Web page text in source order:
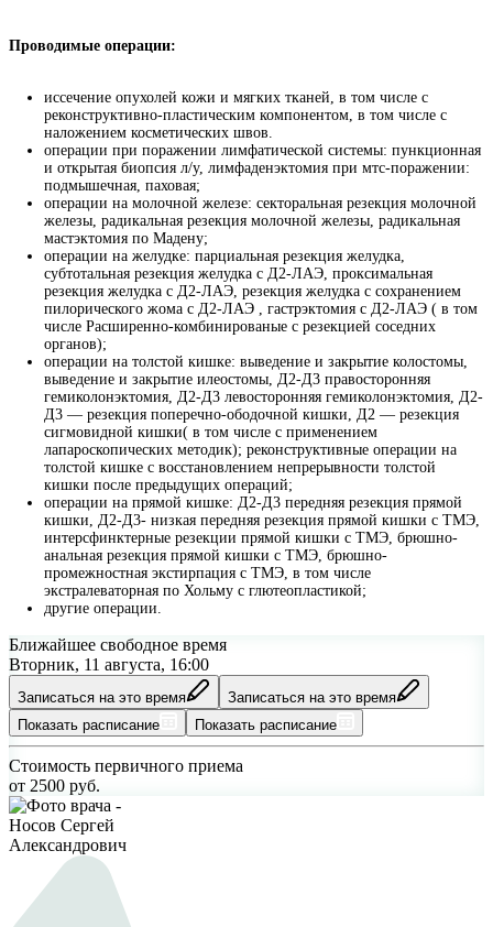
Проводимые операции:
иссечение опухолей кожи и мягких тканей, в том числе с
реконструктивно-пластическим компонентом, в том числе с
наложением косметических швов.
операции при поражении лимфатической системы: пункционная
и открытая биопсия л/у, лимфаденэктомия при мтс-поражении:
подмышечная, паховая;
операции на молочной железе: секторальная резекция молочной
железы, радикальная резекция молочной железы, радикальная
мастэктомия по Мадену;
операции на желудке: парциальная резекция желудка,
субтотальная резекция желудка с Д2-ЛАЭ, проксимальная
резекция желудка с Д2-ЛАЭ, резекция желудка с сохранением
пилорического жома с Д2-ЛАЭ , гастрэктомия с Д2-ЛАЭ ( в том
числе Расширенно-комбинированые с резекцией соседних
органов);
операции на толстой кишке: выведение и закрытие колостомы,
выведение и закрытие илеостомы, Д2-Д3 правосторонняя
гемиколонэктомия, Д2-Д3 левосторонняя гемиколонэктомия, Д2-
Д3 — резекция поперечно-ободочной кишки, Д2 — резекция
сигмовидной кишки( в том числе с применением
лапароскопических методик); реконструктивные операции на
толстой кишке с восстановлением непрерывности толстой
кишки после предыдущих операций;
операции на прямой кишке: Д2-Д3 передняя резекция прямой
кишки, Д2-Д3- низкая передняя резекция прямой кишки с ТМЭ,
интерсфинктерные резекции прямой кишки с ТМЭ, брюшно-
анальная резекция прямой кишки с ТМЭ, брюшно-
промежностная экстирпация с ТМЭ, в том числе
экстралеваторная по Хольму с глютеопластикой;
другие операции.
Ближайшее свободное время
Вторник, 11 августа, 16:00
Записаться на это время
Записаться на это время
Показать расписание
Показать расписание
Стоимость первичного приема
от 2500 руб.